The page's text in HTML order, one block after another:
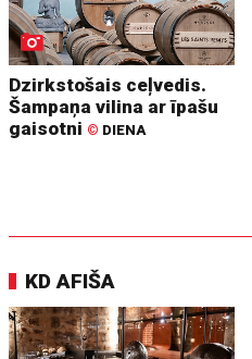
Dzirkstošais ceļvedis.
Šampaņa vilina ar īpašu
gaisotni © DIENA
KD AFIŠA